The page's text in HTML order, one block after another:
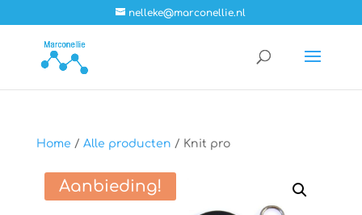
nelleke@marconellie.nl
Home / Alle producten / Knit pro
Aanbieding!